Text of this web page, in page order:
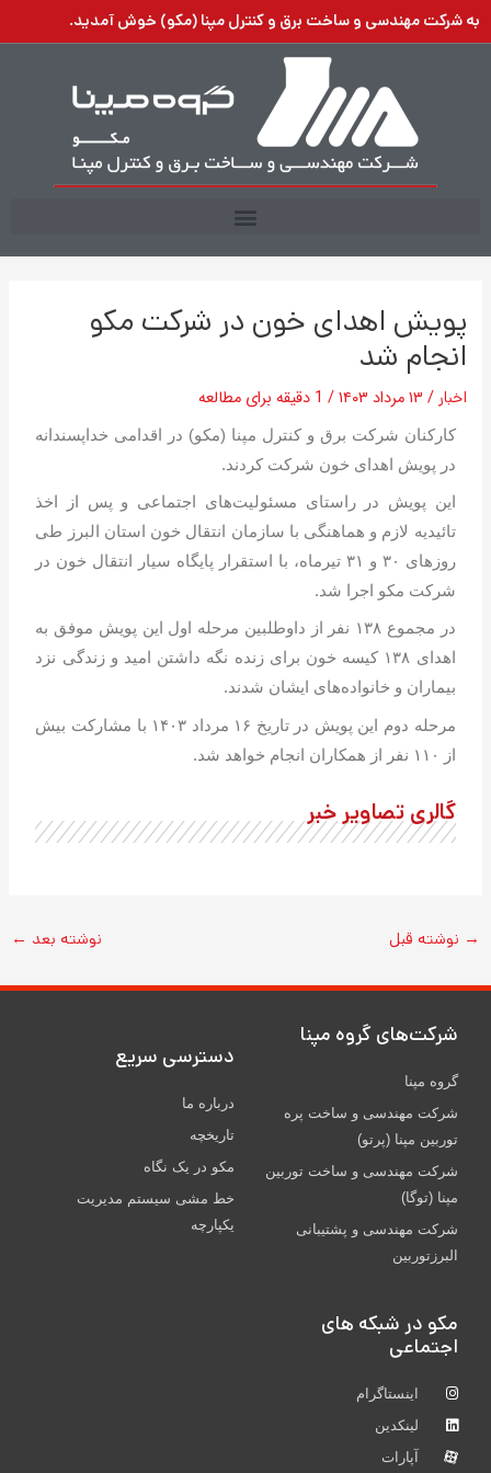
پرش
به
به شرکت مهندسی و ساخت برق و کنترل مپنا (مکو) خوش آمدید.
پویش اهدای خون در شرکت مکو
انجام شد
اخبار / ۱۳ مرداد ۱۴۰۳ / 1 دقیقه برای مطالعه
کارکنان شرکت برق و کنترل مپنا (مکو) در اقدامی خداپسندانه
در پویش اهدای خون شرکت کردند.
این پویش در راستای مسئولیت‌های اجتماعی و پس از اخذ
تائیدیه لازم و هماهنگی با سازمان انتقال خون استان البرز طی
روزهای ۳۰ و ۳۱ تیرماه، با استقرار پایگاه سیار انتقال خون در
شرکت مکو اجرا شد.
در مجموع ۱۳۸ نفر از داوطلبین مرحله اول این پویش موفق به
اهدای ۱۳۸ کیسه خون برای زنده نگه داشتن امید و زندگی نزد
بیماران و خانواده‌های ایشان شدند.
مرحله دوم این پویش در تاریخ ۱۶ مرداد ۱۴۰۳ با مشارکت بیش
از ۱۱۰ نفر از همکاران انجام خواهد شد.
گالری تصاویر خبر
→ نوشته قبل نوشته بعد ←
شركت‌های گروه مپنا
گروه مپنا
شرکت مهندسی و ساخت پره‌
توربین مپنا (پرتو)
شركت مهندسی و ساخت توربين
مپنا (توگا)
شركت مهندسی و پشتيبانی
البرزتوربين
دسترسی سریع
درباره ما
تاریخچه
مکو در یک نگاه
خط مشی سیستم مدیریت
یکپارچه
مکو در شبکه های
اجتماعی
اینستاگرام
لینکدین
آپارات